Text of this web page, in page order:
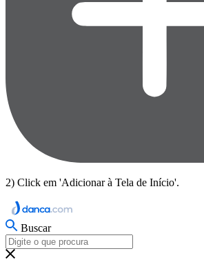
2) Click em 'Adicionar à Tela de Início'.
Buscar